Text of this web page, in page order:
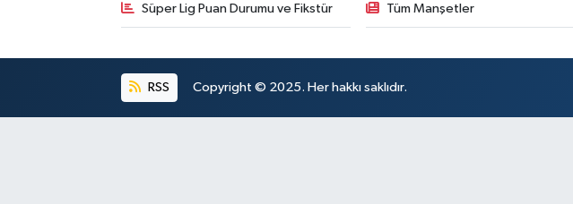
Süper Lig Puan Durumu ve Fikstür Tüm Manşetler
RSS Copyright © 2025. Her hakkı saklıdır.